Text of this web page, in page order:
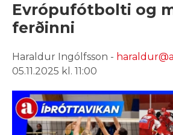
Evrópufótbolti og
ferðinni
Haraldur Ingólfsson -
05.11.2025 kl. 11:00